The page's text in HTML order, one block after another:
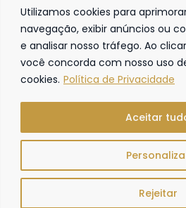
Utilizamos cookies para
navegação, exibir anúncios ou
e analisar nosso tráfego. Ao
você concorda com nosso uso
cookies. Política de Privacidade
Rejeitar
Aceitar
Fortaleza
Av. Frei Cirilo, 4186 – Sala 14
60.840-285
Fortaleza | Ceará | Brasil